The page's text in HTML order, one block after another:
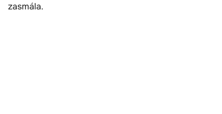
zasmála.